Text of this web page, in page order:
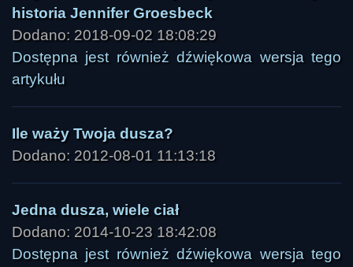
historia Jennifer Groesbeck
Dodano: 2018-09-02 18:08:29
Dostępna jest również dźwiękowa wersja tego
artykułu
Ile waży Twoja dusza?
Dodano: 2012-08-01 11:13:18
Jedna dusza, wiele ciał
Dodano: 2014-10-23 18:42:08
Dostępna jest również dźwiękowa wersja tego